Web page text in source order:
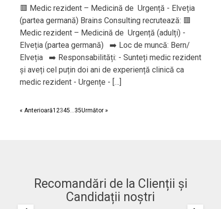
🟥 Medic rezident – Medicină de Urgență - Elveția
(partea germană) Brains Consulting recrutează: 🟥
Medic rezident – Medicină de Urgență (adulți) -
Elveția (partea germană) ➡️ Loc de muncă: Bern/
Elveția ➡️ Responsabilități: - Sunteți medic rezident
și aveți cel puțin doi ani de experiență clinică ca
medic rezident - Urgențe - […]
« Anterioară1 2345…35Următor »
Recomandări de la Clienții și
Candidații noștri